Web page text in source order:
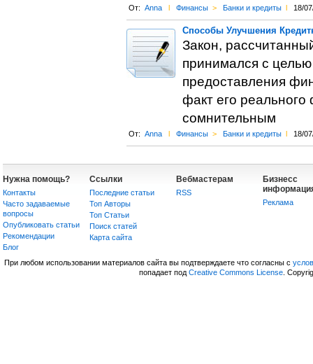
От: Anna l Финансы > Банки и кредиты l 18/
Способы Улучшения
Закон,
принимался с
предоставления
факт его
сомнительным
От: Anna l Финансы > Банки и кредиты l 18/
Нужна помощь?
Контакты
Часто задаваемые
вопросы
Опубликовать статьи
Рекомендации
Блог
Ссылки
Последние статьи
Топ Авторы
Топ Статьи
Поиск статей
Карта сайта
Вебмастерам
RSS
Бизнесс
Реклама
При любом использовании материалов сайта вы подтверждаете что согласны с
попадает под Creative Commons License.